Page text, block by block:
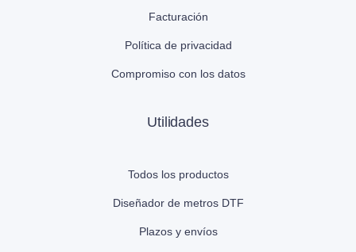
Facturación
Política de privacidad
Compromiso con los datos
Utilidades
Todos los productos
Diseñador de metros DTF
Plazos y envíos